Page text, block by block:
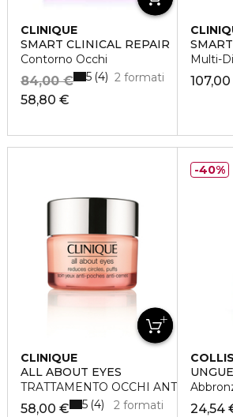
CLINIQUE
SMART CLINICAL REPAIR
Contorno Occhi
58,80 €
84,00 € 2 formati
5 4
Multi-
CLINIQUE
ALL ABOUT EYES
TRATTAMENTO OCCHI ANTI-BORSE
58,00 € 2 formati
5 4
24,54
40%